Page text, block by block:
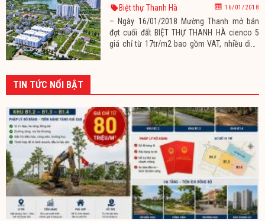
Cienco 5 Giá 17tr/m2, Diện
tích 200-350m2/lô
Biệt thự Thanh Hà 16/01/2018
– Ngày 16/01/2018 Mường Thanh mở bán
đợt cuối đất BIỆT THỰ THANH HÀ cienco 5
giá chỉ từ 17tr/m2 bao gồm VAT, nhiều diện
TIN TỨC NỔI BẬT